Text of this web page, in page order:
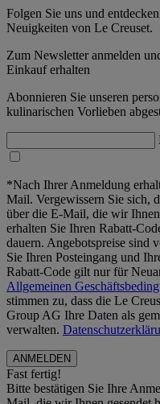
Folgen Sie uns und
Neuigkeiten von Le Creuset.
Zum Newsletter anmelden
Einkauf erhalten
Abonnieren Sie unseren
kulinarischen Vorlieben
*Nach Ihrer Anmeldung
Mail. Vergewissern Sie sich,
über die E-Mail, die wir
erhalten Sie Ihren Rabatt-
dauern. Angebotspreise sind
Sie Ihren Posteingang und
Rabatt-Code gilt nur für
Allgemeinen
stimmen zu, dass die Le
Group AG Ihre Daten als
verwalten.
Fast fertig!
Bitte bestätigen Sie Ihre